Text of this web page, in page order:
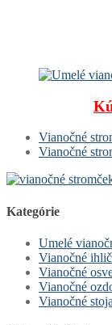
Vianočné
Vianočné
Kategórie
Umelé
Vianočné
Vianočné
Vianočné
Vianočné